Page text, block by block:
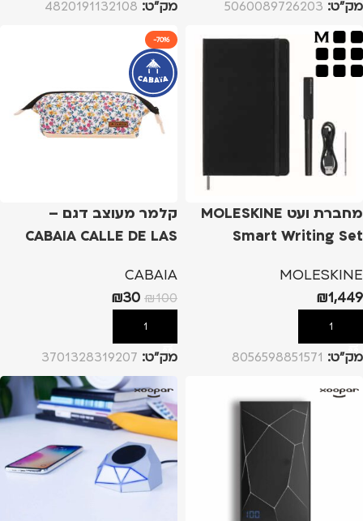
מק”ט: 5060089726203 מק”ט: 4820191132108
מחברת ועט MOLESKINE
Smart Writing Set
MOLESKINE
₪1,449
הוספה לסל
מק”ט: 8056598851571
-70%
קלמר מעוצב דגם –
CABAIA CALLE DE LAS
CABAIA
₪100
₪30
הוספה לסל
מק”ט: 3701328319207